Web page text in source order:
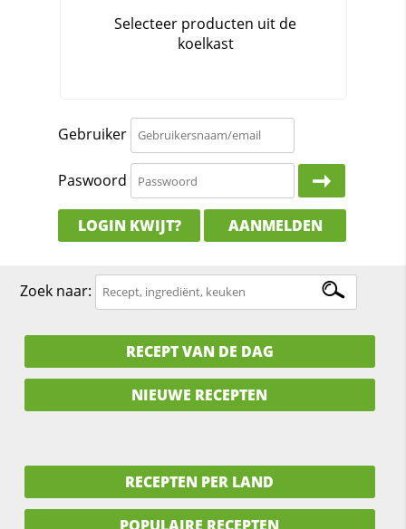
Gebruiker
Paswoord
LOGIN KWIJT? AANMELDEN
Zoek naar:
RECEPT VAN DE DAG
NIEUWE RECEPTEN
RECEPTEN PER LAND